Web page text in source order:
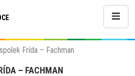
Frída – Fachman
– FACHMAN